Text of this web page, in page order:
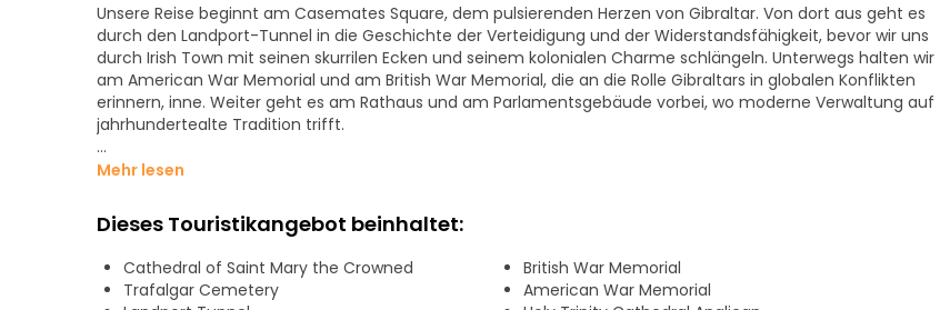
Unsere Reise beginnt am Casemates Square, dem pulsierenden Herzen von Gibraltar. Von dort aus geht es
durch den Landport-Tunnel in die Geschichte der Verteidigung und der Widerstandsfähigkeit, bevor wir uns
durch Irish Town mit seinen skurrilen Ecken und seinem kolonialen Charme schlängeln. Unterwegs halten wir
am American War Memorial und am British War Memorial, die an die Rolle Gibraltars in globalen Konflikten
erinnern, inne. Weiter geht es am Rathaus und am Parlamentsgebäude vorbei, wo moderne Verwaltung auf
jahrhundertealte Tradition trifft.
Sakrale Stätten bereichern unseren Weg: die Kathedrale St. Mary the Crowned, die Line Wall Synagoge und die
Gerichtsgebäuden und der Residenz des Gouverneurs, die von Intrigen und Zeremonien durchdrungen sind,
führt der Weg entlang der mächtigen Karls V. Mauer. Die Route endet mit einer Besinnung an der Nelson-
Statue gegenüber dem Trafalgar-Friedhof.
Während der gesamten Tour erzähle ich Ihnen die Geschichte Gibraltars - vom Neandertaler über die
Mehr lesen
Dieses Touristikangebot beinhaltet:
Cathedral of Saint Mary the Crowned
British War Memorial
Trafalgar Cemetery
American War Memorial